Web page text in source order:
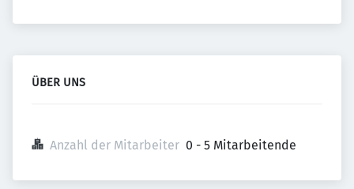
ÜBER UNS
Anzahl der Mitarbeiter 0 - 5 Mitarbeitende